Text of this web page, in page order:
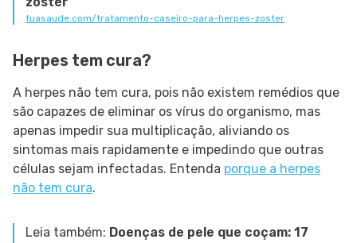
tuasaude.com/tratamento-caseiro-para-herpes-zoster
Herpes tem cura?
A herpes não tem cura, pois não existem remédios que
são capazes de eliminar os vírus do organismo, mas
apenas impedir sua multiplicação, aliviando os
sintomas mais rapidamente e impedindo que outras
células sejam infectadas. Entenda porque a herpes
não tem cura.
Leia também: Doenças de pele que coçam: 17